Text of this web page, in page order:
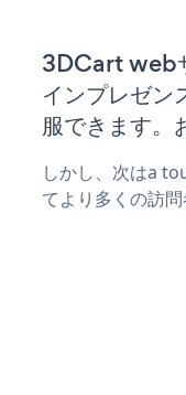
3DCart web
インプレゼン
服できます。
しかし、次はa
てより多くの訪